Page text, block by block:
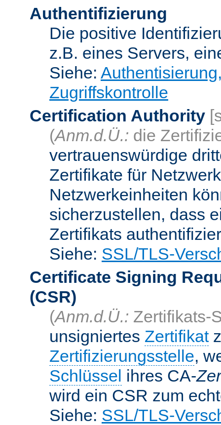
Authentifizierung
Die positive
z.B. eines Servers,
Siehe:
Zugriffskontrolle
Certification Authority
(Anm.d.Ü.: die
vertrauenswürdige
Zertifikate für
Netzwerkeinheiten
sicherzustellen, dass
Zertifikats
Siehe: SSL/TLS-
Certificate Signing
(CSR)
(Anm.d.Ü.: Zertifikats-
unsigniertes Zertifikat
Zertifizierungsstelle,
Schlüssel ihres CA-
wird ein CSR zum
Siehe: SSL/TLS-